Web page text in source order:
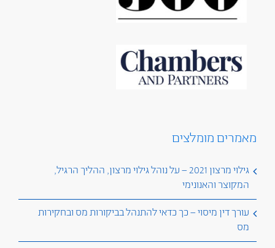
מאמרים מומלצים
גילוי מרצון 2021 – על נוהל גילוי מרצון, ההליך הרגיל,
המקוצר והאנונימי
עורך דין מיסוי – כך כדאי להתנהל בביקורות מס ובחקירות
מס